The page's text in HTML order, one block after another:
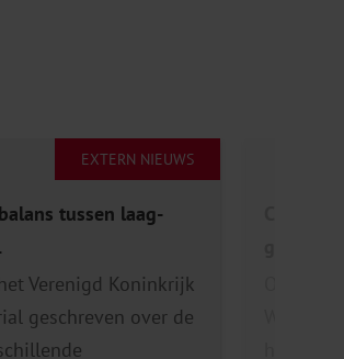
EXTERN NIEUWS
tussen laag-
Verenigd Koninkrijk
geschreven over de